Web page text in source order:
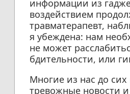
информации из
воздействием
травматерапевт,
я убеждена: нам
не может
бдительности, или
Многие из нас до сих
тревожные новости